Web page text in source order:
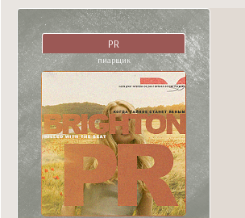
PR
пиарщик